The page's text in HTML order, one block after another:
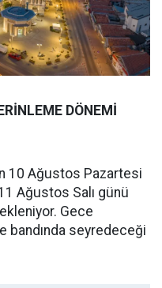
DÖNEMİ
10 Ağustos Pazartesi
Ağustos Salı günü
Gece
bandında seyredeceği